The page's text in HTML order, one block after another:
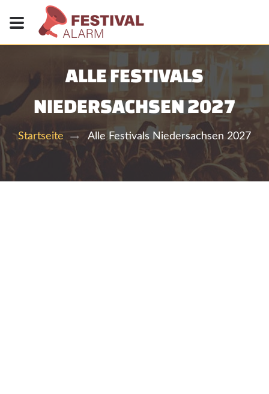
ALLE FESTIVALS
NIEDERSACHSEN 2027
Startseite Alle Festivals Niedersachsen 2027